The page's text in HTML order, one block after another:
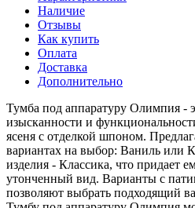
Наличие
Отзывы
Как купить
Оплата
Доставка
Дополнительно
Тумба под аппаратуру Олимпия -
изысканности и
ясеня с отделкой шпоном.
вариантах на выбор: Ваниль или
изделия - Классика, что придает
утонченный вид. Варианты с
позволяют выбрать подходящий